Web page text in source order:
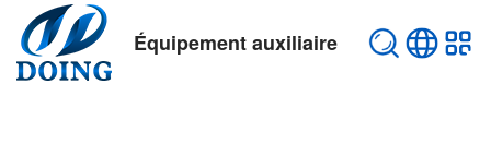
Équipement auxiliaire